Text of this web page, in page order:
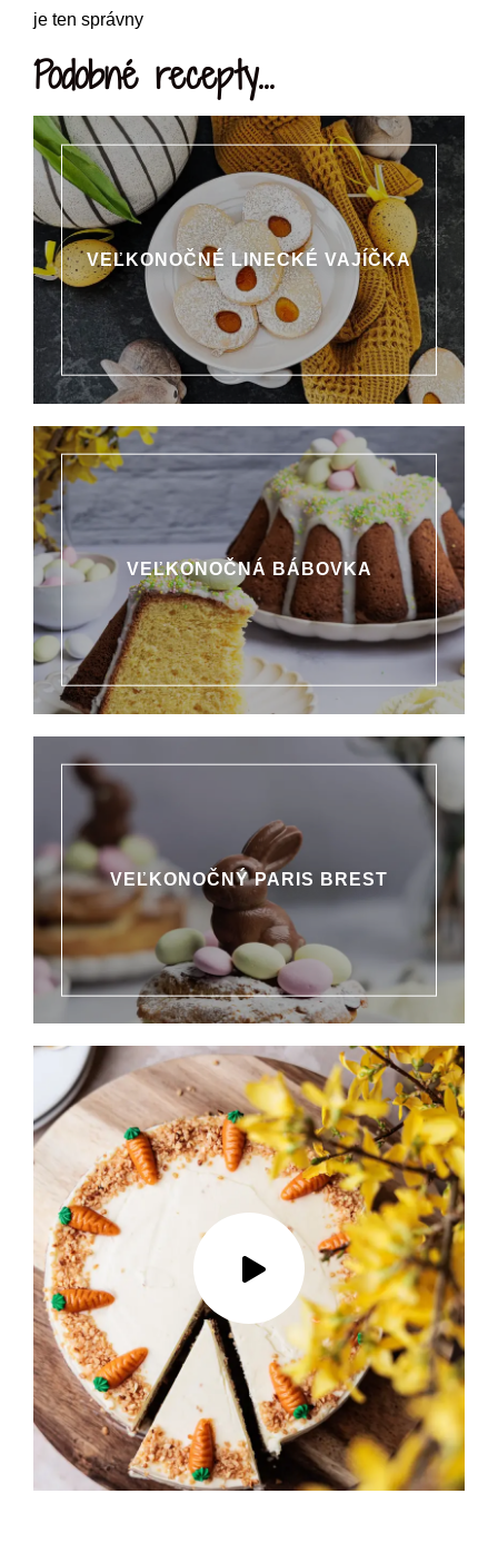
je ten správny
Podobné recepty...
VEĽKONOČNÉ LINECKÉ VAJÍČKA
VEĽKONOČNÁ BÁBOVKA
VEĽKONOČNÝ PARIS BREST